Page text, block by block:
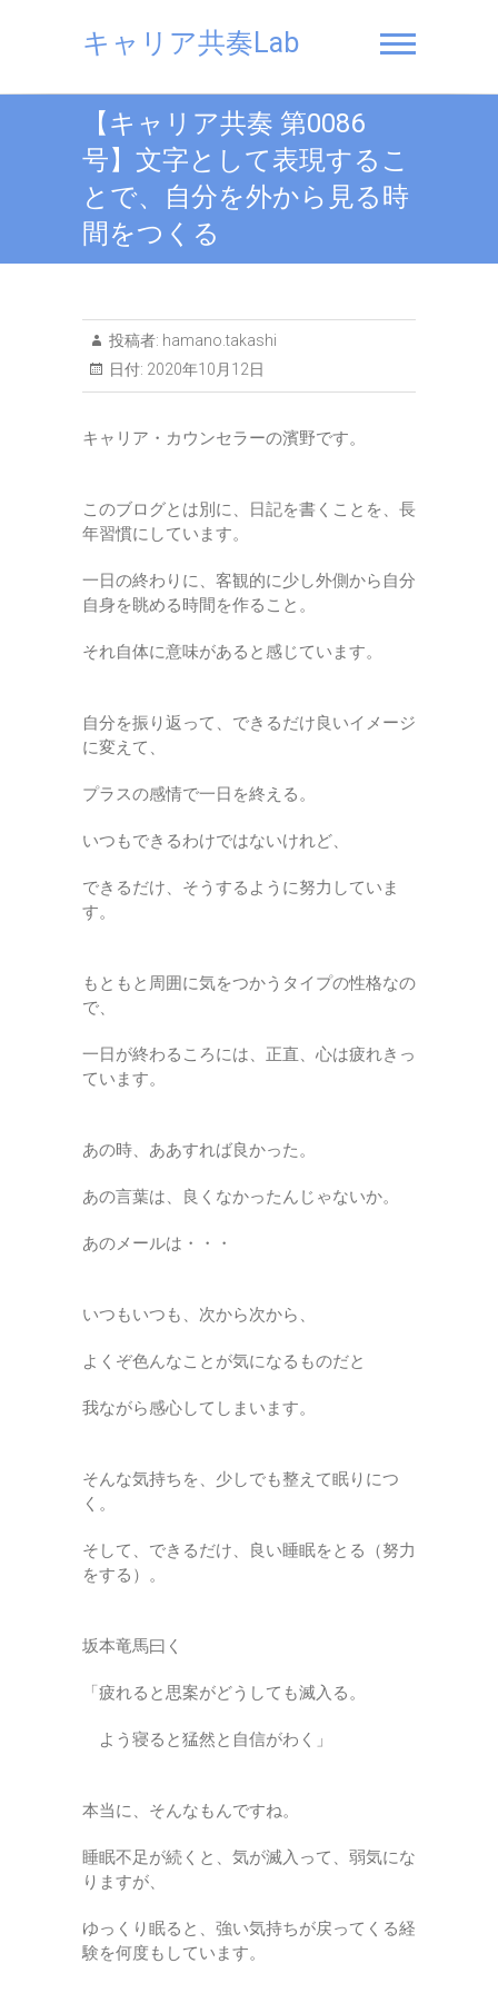
キャリア共奏Lab
【キャリア共奏 第0086
号】文字として表現するこ
とで、自分を外から見る時
間をつくる
投稿者: hamano.takashi
日付: 2020年10月12日
キャリア・カウンセラーの濱野です。
このブログとは別に、日記を書くことを、長
年習慣にしています。
一日の終わりに、客観的に少し外側から自分
自身を眺める時間を作ること。
それ自体に意味があると感じています。
自分を振り返って、できるだけ良いイメージ
に変えて、
プラスの感情で一日を終える。
いつもできるわけではないけれど、
できるだけ、そうするように努力していま
す。
もともと周囲に気をつかうタイプの性格なの
で、
一日が終わるころには、正直、心は疲れきっ
ています。
あの時、ああすれば良かった。
あの言葉は、良くなかったんじゃないか。
あのメールは・・・
いつもいつも、次から次から、
よくぞ色んなことが気になるものだと
我ながら感心してしまいます。
そんな気持ちを、少しでも整えて眠りにつ
く。
そして、できるだけ、良い睡眠をとる（努力
をする）。
坂本竜馬曰く
「疲れると思案がどうしても滅入る。
よう寝ると猛然と自信がわく」
本当に、そんなもんですね。
睡眠不足が続くと、気が滅入って、弱気にな
りますが、
ゆっくり眠ると、強い気持ちが戻ってくる経
験を何度もしています。